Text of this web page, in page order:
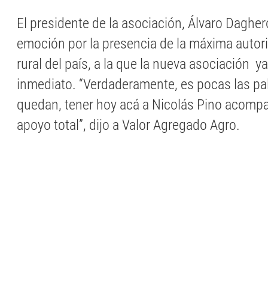
El presidente de la asociación, Álvaro
emoción por la presencia de la máxima
rural del país, a la que la nueva asociación
inmediato. “Verdaderamente, es pocas las
quedan, tener hoy acá a Nicolás Pino
apoyo total”, dijo a Valor Agregado Agro.